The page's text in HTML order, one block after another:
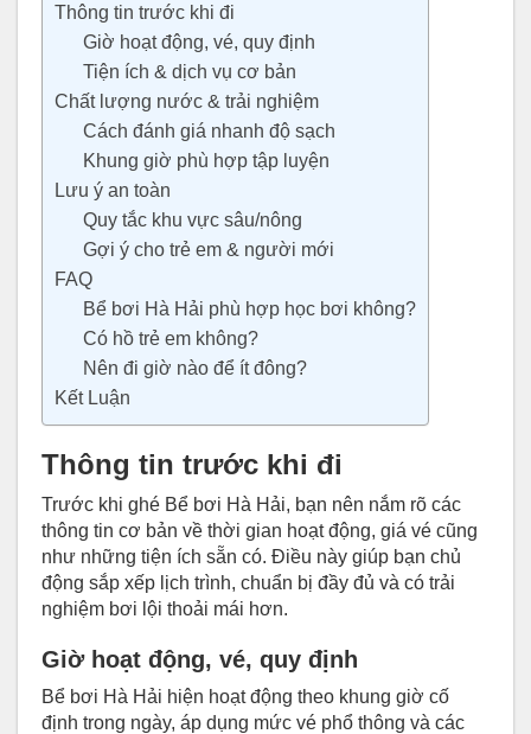
Thông tin trước khi đi
Giờ hoạt động, vé, quy định
Tiện ích & dịch vụ cơ bản
Chất lượng nước & trải nghiệm
Cách đánh giá nhanh độ sạch
Khung giờ phù hợp tập luyện
Lưu ý an toàn
Quy tắc khu vực sâu/nông
Gợi ý cho trẻ em & người mới
FAQ
Bể bơi Hà Hải phù hợp học bơi không?
Có hồ trẻ em không?
Nên đi giờ nào để ít đông?
Kết Luận
Thông tin trước khi đi
Trước khi ghé Bể bơi Hà Hải, bạn nên nắm rõ các
thông tin cơ bản về thời gian hoạt động, giá vé cũng
như những tiện ích sẵn có. Điều này giúp bạn chủ
động sắp xếp lịch trình, chuẩn bị đầy đủ và có trải
nghiệm bơi lội thoải mái hơn.
Giờ hoạt động, vé, quy định
Bể bơi Hà Hải hiện hoạt động theo khung giờ cố
định trong ngày, áp dụng mức vé phổ thông và các